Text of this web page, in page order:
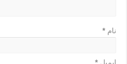
نام*